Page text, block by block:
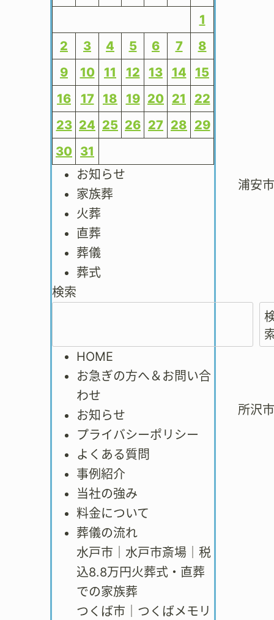
1
2
3 4 5 6 7
8
9
10 11 12 13 14
15
16
17 18 19 20 21
22
23 24 25 26 27 28 29
30 31
お知らせ
家族葬
火葬
直葬
葬儀
葬式
検索
HOME
お急ぎの方へ＆お問い合
わせ
お知らせ
プライバシーポリシー
よくある質問
事例紹介
当社の強み
料金について
葬儀の流れ
水戸市｜水戸市斎場｜税
込8.8万円火葬式・直葬
での家族葬
つくば市｜つくばメモリ
浦安
所沢